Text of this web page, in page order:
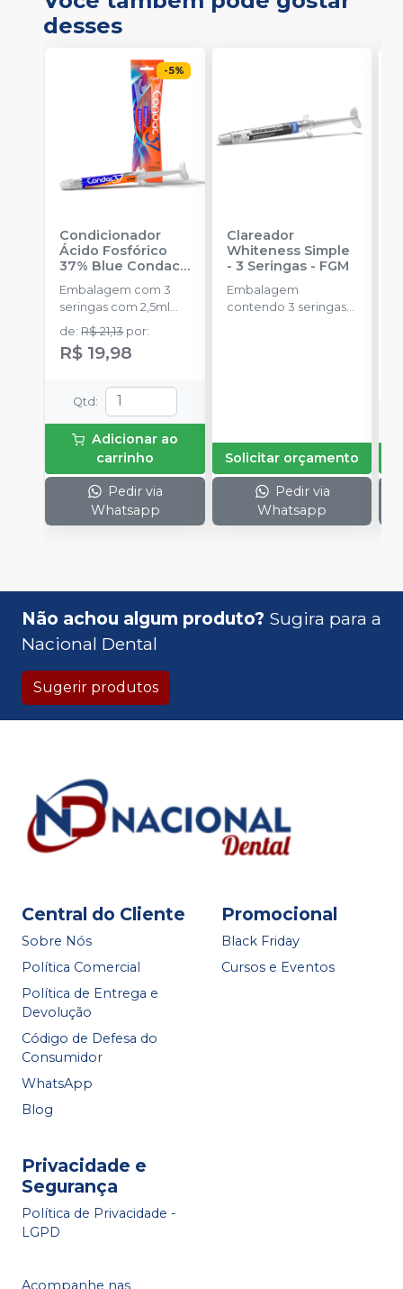
desses
-5%
Condicionador
Ácido Fosfórico
37% Blue Condac-
FGM
Embalagem com 3
seringas com 2,5ml
cada uma e 3
ponteiras para
aplicação.
de:R$ 21,13 por:
R$ 19,98
Qtd :
Adicionar ao
carrinho
Pedir via
Whatsapp
Clareador
Whiteness Simple
- 3 Seringas- FGM
Embalagem
contendo 3 seringas
Solicitar orçamento
Pedir via
Whatsapp
Não achou algum produto? Sugira para a
Nacional Dental
Sugerir produtos
Central do Cliente
Sobre Nós
Política Comercial
Política de Entrega e
Devolução
Código de Defesa do
Consumidor
WhatsApp
Blog
Promocional
Black Friday
Cursos e Eventos
Privacidade e
Segurança
Política de Privacidade -
LGPD
Acompanhe nas